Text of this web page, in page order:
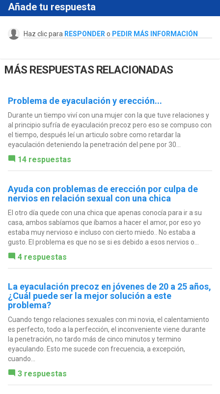
Añade tu respuesta
Haz clic para RESPONDER o PEDIR MÁS INFORMACIÓN
MÁS RESPUESTAS RELACIONADAS
Problema de eyaculación y erección...
Durante un tiempo viví con una mujer con la que tuve relaciones y
al principio sufría de eyaculación precoz pero eso se compuso con
el tiempo, después leí un articulo sobre como retardar la
eyaculación deteniendo la penetración del pene por 30...
14 respuestas
Ayuda con problemas de erección por culpa de
nervios en relación sexual con una chica
El otro día quede con una chica que apenas conocía para ir a su
casa, ambos sabíamos que íbamos a hacer el amor, por eso yo
estaba muy nervioso e incluso con cierto miedo.. No estaba a
gusto. El problema es que no se si es debido a esos nervios o...
4 respuestas
La eyaculación precoz en jóvenes de 20 a 25 años,
¿Cuál puede ser la mejor solución a este
problema?
Cuando tengo relaciones sexuales con mi novia, el calentamiento
es perfecto, todo a la perfección, el inconveniente viene durante
la penetración, no tardo más de cinco minutos y termino
eyaculando. Esto me sucede con frecuencia, a excepción,
cuando...
3 respuestas